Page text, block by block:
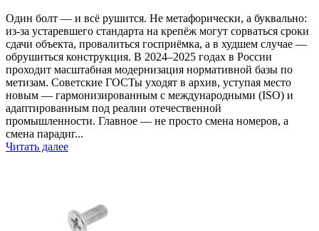
Один болт — и всё рушится. Не метафорически, а буквально:
из-за устаревшего стандарта на крепёж могут сорваться сроки
сдачи объекта, провалиться госприёмка, а в худшем случае —
обрушиться конструкция. В 2024–2025 годах в России
проходит масштабная модернизация нормативной базы по
метизам. Советские ГОСТы уходят в архив, уступая место
новым — гармонизированным с международными (ISO) и
адаптированным под реалии отечественной
промышленности. Главное — не просто смена номеров, а
смена парадиг...
Читать далее